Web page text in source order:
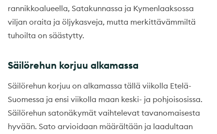
rannikkoalueella, Satakunnassa ja Kymenlaaksossa
viljan oraita ja öljykasveja, mutta merkittävämmiltä
tuhoilta on säästytty.
Säilörehun korjuu alkamassa
Säilörehun korjuu on alkamassa tällä viikolla Etelä-
Suomessa ja ensi viikolla maan keski- ja pohjoisosissa.
Säilörehun satonäkymät vaihtelevat tavanomaisesta
hyvään. Sato arvioidaan määrältään ja laadultaan